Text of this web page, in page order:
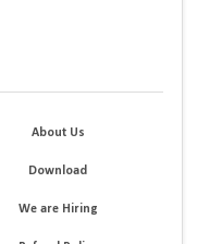
About Us
Download
We are Hiring